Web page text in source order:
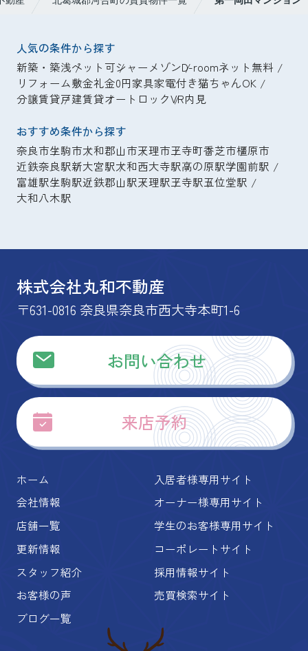
人気の条件から探す
新築・築浅ペット可シャーメゾンD-roomネット無料
リフォーム敷金礼金0円家具家電付き猫ちゃんOK
分譲賃貸戸建賃貸オートロックVR内見
おすすめ条件から探す
奈良市生駒市大和郡山市天理市王寺町香芝市橿原市
近鉄奈良駅新大宮駅大和西大寺駅高の原駅学園前駅
富雄駅生駒駅近鉄郡山駅天理駅王寺駅五位堂駅
大和八木駅
株式会社丸和不動産
〒631-0816 奈良県奈良市西大寺本町1-6
お問い合わせ
来店予約
ホーム
会社情報
店舗一覧
更新情報
スタッフ紹介
お客様の声
ブログ一覧
入居者様専用サイト
オーナー様専用サイト
学生のお客様専用サイト
コーポレートサイト
採用情報サイト
売買検索サイト